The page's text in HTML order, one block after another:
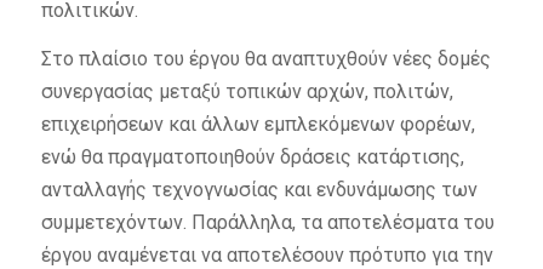
πολιτικών.
Στο πλαίσιο του έργου θα αναπτυχθούν νέες δομές
συνεργασίας μεταξύ τοπικών αρχών, πολιτών,
επιχειρήσεων και άλλων εμπλεκόμενων φορέων,
ενώ θα πραγματοποιηθούν δράσεις κατάρτισης,
ανταλλαγής τεχνογνωσίας και ενδυνάμωσης των
συμμετεχόντων. Παράλληλα, τα αποτελέσματα του
έργου αναμένεται να αποτελέσουν πρότυπο για την